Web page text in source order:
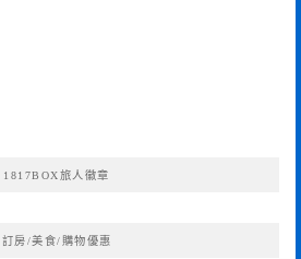
1817BOX旅人徽章
訂房/美食/購物優惠